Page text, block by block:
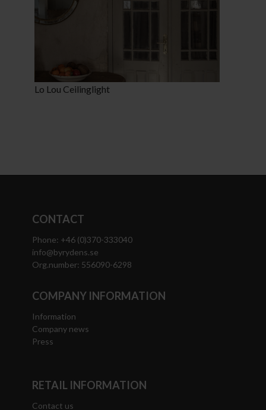
Lo Lou Ceilinglight
CONTACT
Phone: +46 (0)370-333040
info@byrydens.se
Org.number: 556090-6298
COMPANY INFORMATION
Information
Company news
Press
RETAIL INFORMATION
Contact us